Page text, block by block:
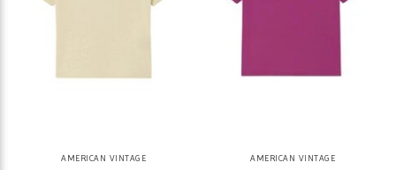
AMERICAN VINTAGE AMERICAN VINTAGE